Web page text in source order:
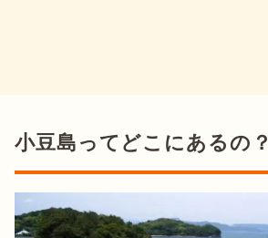
小豆島ってどこにあるの？